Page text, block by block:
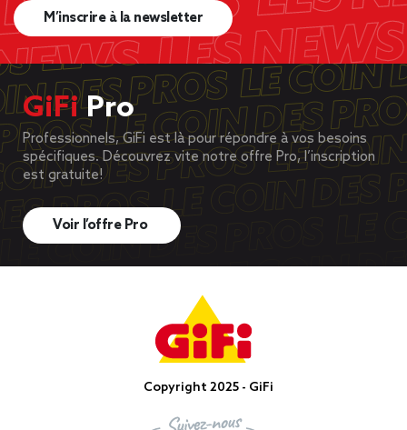
M’inscrire à la newsletter
GiFiPro
Professionnels, GiFi est là pour répondre à vos besoins
spécifiques. Découvrez vite notre offre Pro, l’inscription
est gratuite!
Voir l’offre Pro
Copyright 2025 - GiFi